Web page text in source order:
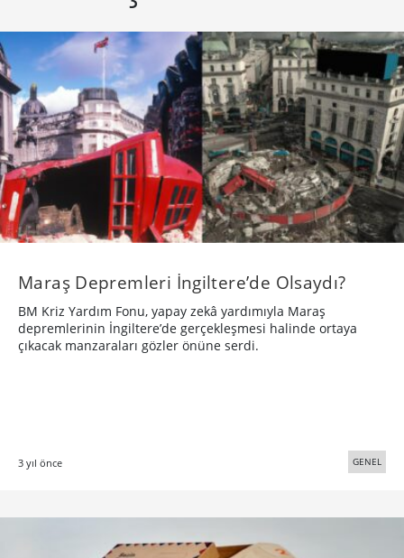
Maraş Depremleri İngiltere’de Olsaydı?
BM Kriz Yardım Fonu, yapay zekâ yardımıyla Maraş
depremlerinin İngiltere’de gerçekleşmesi halinde ortaya
çıkacak manzaraları gözler önüne serdi.
3 yıl önce GENEL